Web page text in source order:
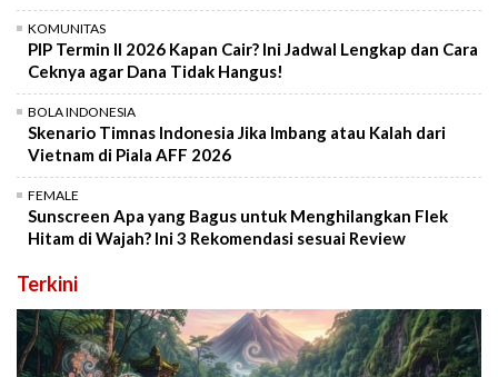
KOMUNITAS
PIP Termin II 2026 Kapan Cair? Ini Jadwal Lengkap dan Cara
Ceknya agar Dana Tidak Hangus!
BOLA INDONESIA
Skenario Timnas Indonesia Jika Imbang atau Kalah dari
Vietnam di Piala AFF 2026
FEMALE
Sunscreen Apa yang Bagus untuk Menghilangkan Flek
Hitam di Wajah? Ini 3 Rekomendasi sesuai Review
Terkini